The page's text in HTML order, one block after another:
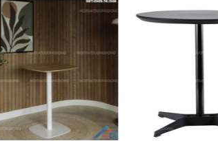
bàn trà đơn
chắc chắn và bền bỉ